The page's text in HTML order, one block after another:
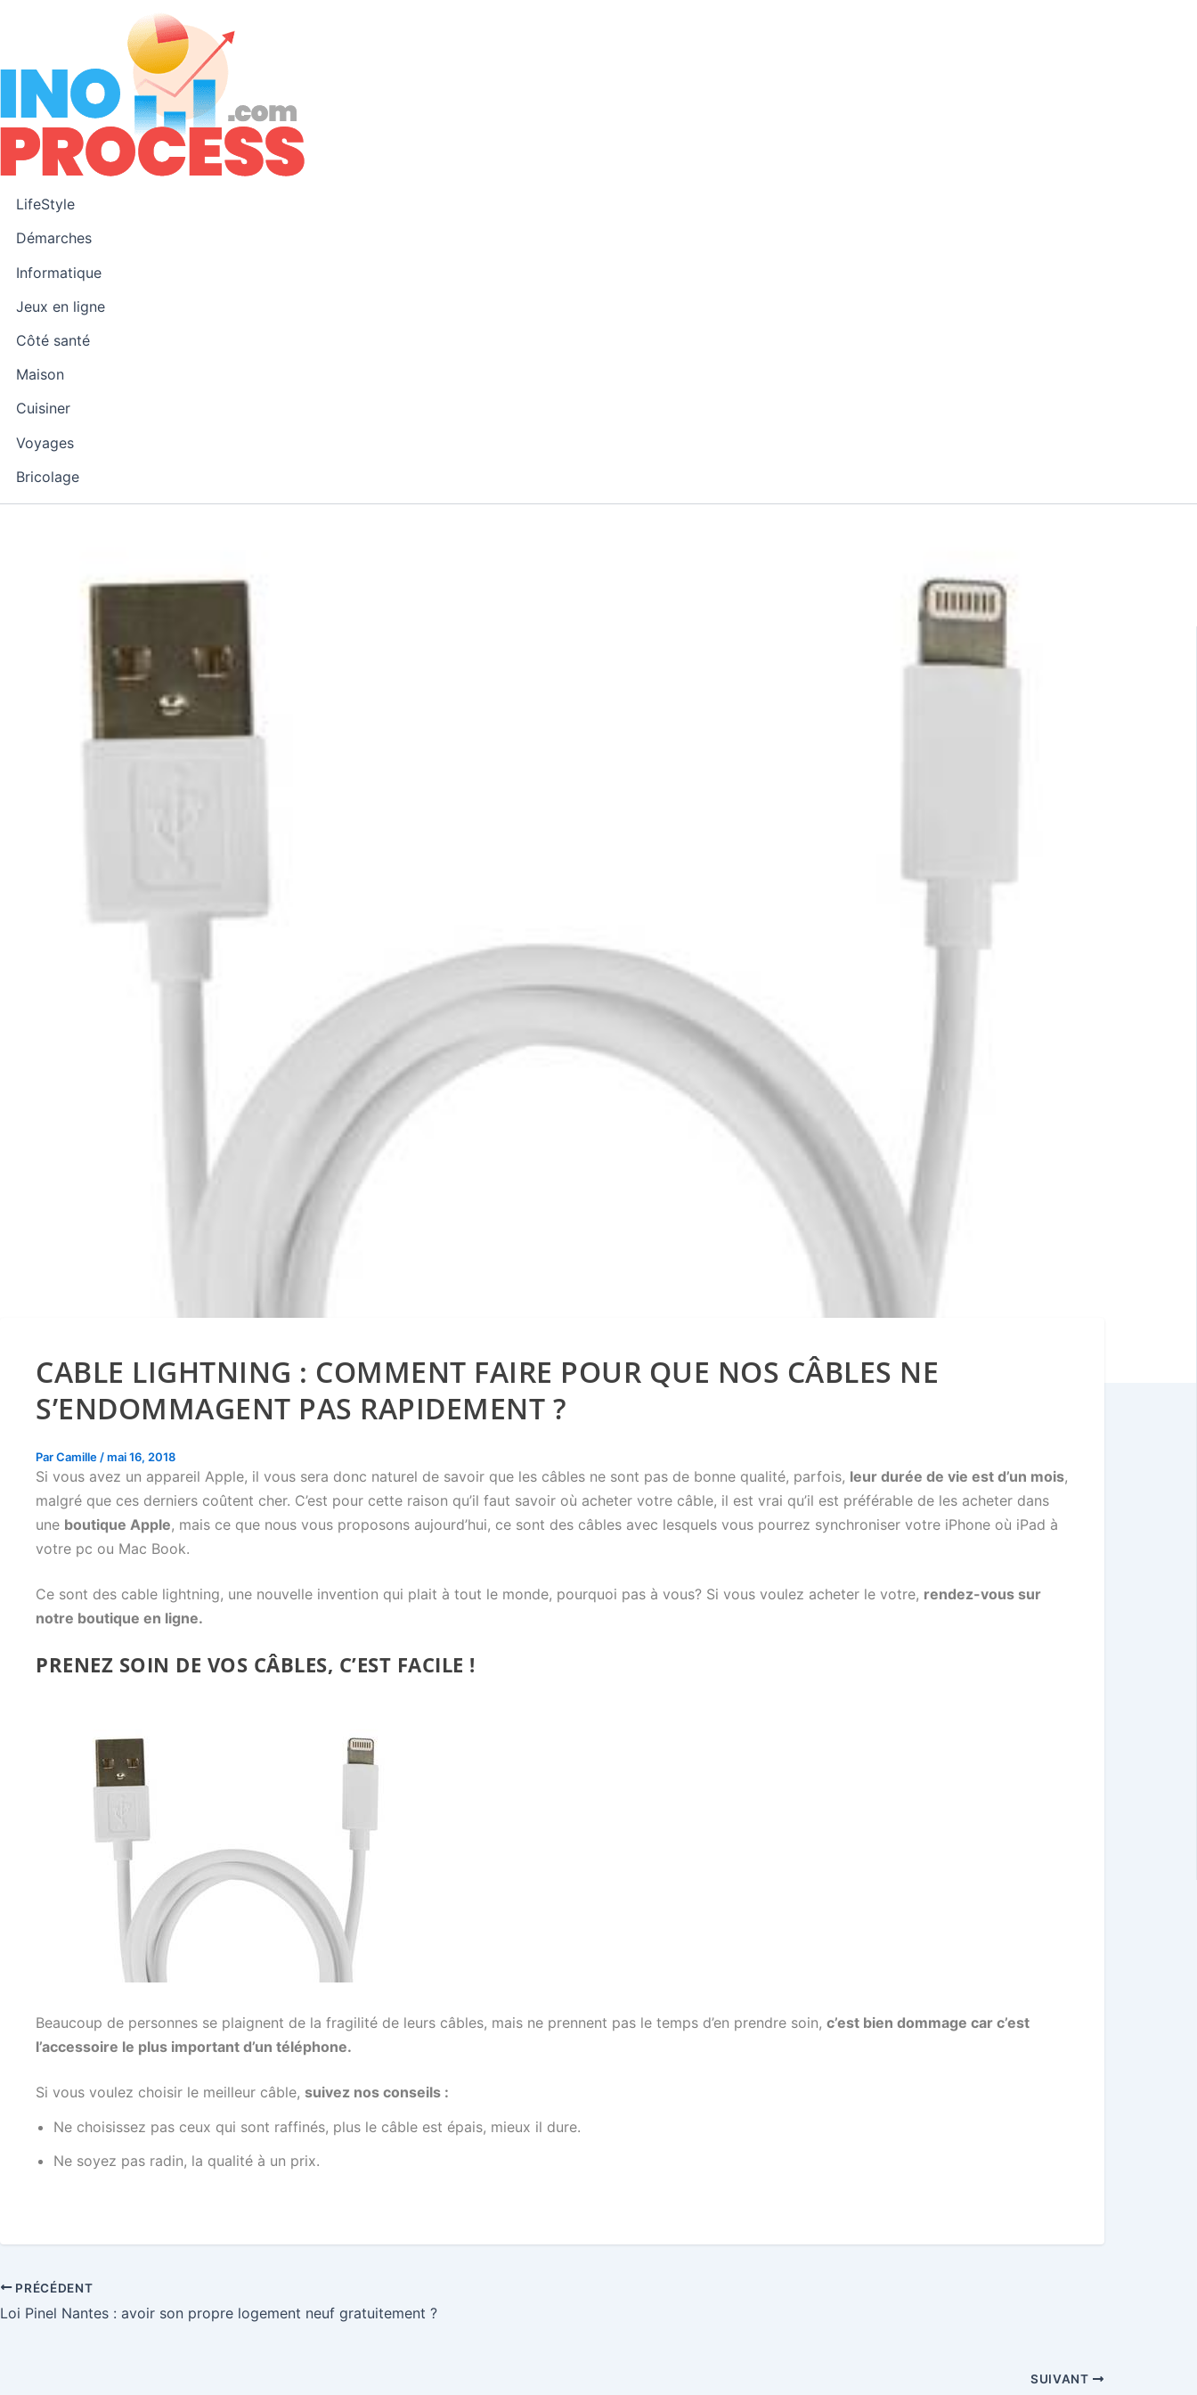
a
c
LifeStyle
Démarches
Informatique
Jeux en ligne
Côté santé
Maison
Cuisiner
Voyages
Bricolage
CABLE LIGHTNING : COMMENT FAIRE POUR QUE NOS CÂBLES NE
S’ENDOMMAGENT PAS RAPIDEMENT ?
ParCamille/mai 16, 2018
Si vous avez un appareil Apple, il vous sera donc naturel de savoir que les câbles ne sont pas de bonne qualité, parfois, leur durée de vie est d’un mois,
malgré que ces derniers coûtent cher. C’est pour cette raison qu’il faut savoir où acheter votre câble, il est vrai qu’il est préférable de les acheter dans
une boutique Apple, mais ce que nous vous proposons aujourd’hui, ce sont des câbles avec lesquels vous pourrez synchroniser votre iPhone où iPad à
votre pc ou Mac Book.
Ce sont des cable lightning, une nouvelle invention qui plait à tout le monde, pourquoi pas à vous? Si vous voulez acheter le votre, rendez-vous sur
notre boutique en ligne.
PRENEZ SOIN DE VOS CÂBLES, C’EST FACILE !
Beaucoup de personnes se plaignent de la fragilité de leurs câbles, mais ne prennent pas le temps d’en prendre soin, c’est bien dommage car c’est
l’accessoire le plus important d’un téléphone.
Si vous voulez choisir le meilleur câble, suivez nos conseils :
Ne choisissez pas ceux qui sont raffinés, plus le câble est épais, mieux il dure.
Ne soyez pas radin, la qualité à un prix.
PRÉCÉDENT
Loi Pinel Nantes : avoir son propre logement neuf gratuitement ?
SUIVANT